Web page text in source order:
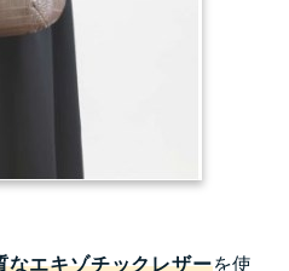
なエキゾチックレザーを使